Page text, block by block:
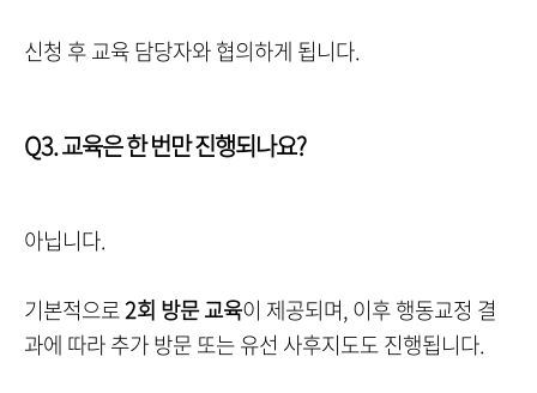
신청 후 교육 담당자와 협의하게 됩니다.
Q3. 교육은 한 번만 진행되나요?
아닙니다.
기본적으로2회 방문 교육이 제공되며, 이후 행동교정 결
과에 따라 추가 방문 또는 유선 사후지도도 진행됩니다.